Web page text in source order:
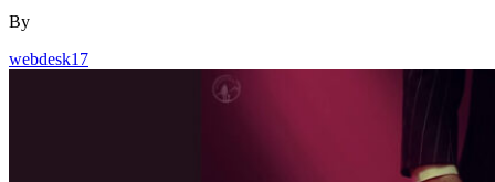
By
webdesk17